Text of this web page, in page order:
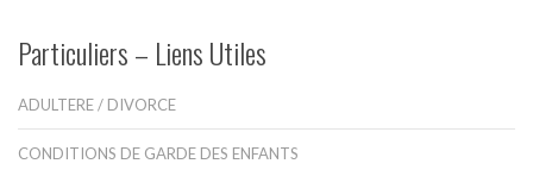
Particuliers – Liens Utiles
ADULTERE / DIVORCE
CONDITIONS DE GARDE DES ENFANTS